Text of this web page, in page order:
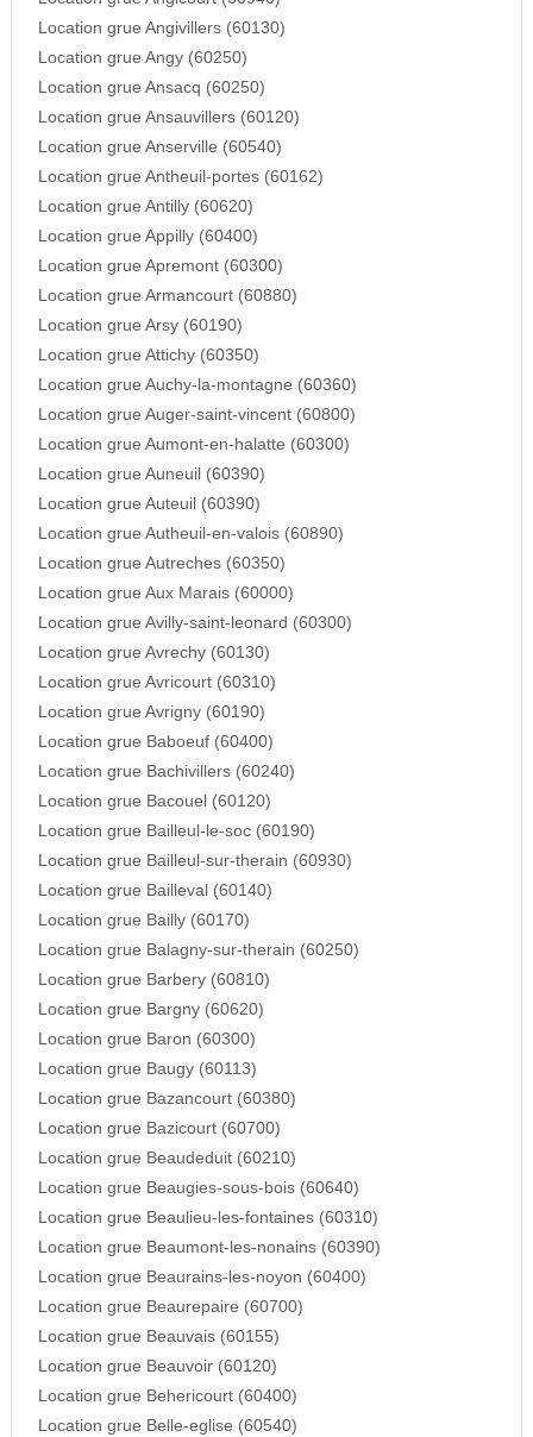
Location grue Angivillers (60130)
Location grue Angy (60250)
Location grue Ansacq (60250)
Location grue Ansauvillers (60120)
Location grue Anserville (60540)
Location grue Antheuil-portes (60162)
Location grue Antilly (60620)
Location grue Appilly (60400)
Location grue Apremont (60300)
Location grue Armancourt (60880)
Location grue Arsy (60190)
Location grue Attichy (60350)
Location grue Auchy-la-montagne (60360)
Location grue Auger-saint-vincent (60800)
Location grue Aumont-en-halatte (60300)
Location grue Auneuil (60390)
Location grue Auteuil (60390)
Location grue Autheuil-en-valois (60890)
Location grue Autreches (60350)
Location grue Aux Marais (60000)
Location grue Avilly-saint-leonard (60300)
Location grue Avrechy (60130)
Location grue Avricourt (60310)
Location grue Avrigny (60190)
Location grue Baboeuf (60400)
Location grue Bachivillers (60240)
Location grue Bacouel (60120)
Location grue Bailleul-le-soc (60190)
Location grue Bailleul-sur-therain (60930)
Location grue Bailleval (60140)
Location grue Bailly (60170)
Location grue Balagny-sur-therain (60250)
Location grue Barbery (60810)
Location grue Bargny (60620)
Location grue Baron (60300)
Location grue Baugy (60113)
Location grue Bazancourt (60380)
Location grue Bazicourt (60700)
Location grue Beaudeduit (60210)
Location grue Beaugies-sous-bois (60640)
Location grue Beaulieu-les-fontaines (60310)
Location grue Beaumont-les-nonains (60390)
Location grue Beaurains-les-noyon (60400)
Location grue Beaurepaire (60700)
Location grue Beauvais (60155)
Location grue Beauvoir (60120)
Location grue Behericourt (60400)
Location grue Belle-eglise (60540)